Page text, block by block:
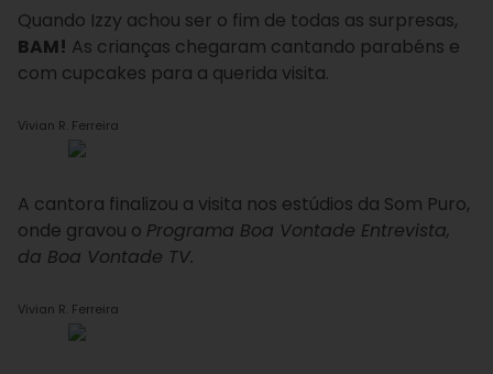
Quando Izzy achou ser o fim de todas as surpresas,
BAM! As crianças chegaram cantando parabéns e
com cupcakes para a querida visita.
Vivian R. Ferreira
A cantora finalizou a visita nos estúdios da Som Puro,
onde gravou o Programa Boa Vontade Entrevista,
da Boa Vontade TV.
Vivian R. Ferreira